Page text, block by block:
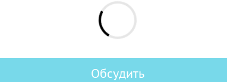
Обсудить